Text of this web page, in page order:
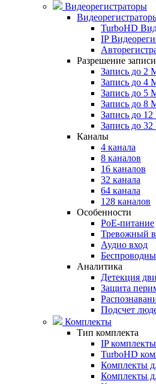
Видеорегистраторы
TurboHD
IP
Разрешение записи
Запись до 2
Запись до 4
Запись до 5
Запись до 8
Запись до
Запись до
Каналы
4 канала
8 каналов
16 каналов
32 канала
64 канала
128 каналов
Особенности
PoE-питание
Тревожный
Аудио вход
Аналитика
Детекция
Защита
Подсчет
Комплекты
Тип комплекта
IP комплекты
TurboHD
Комплекты
Комплекты